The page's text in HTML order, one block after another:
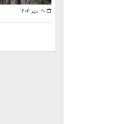
۲۰ مهر ۱۴۰۴